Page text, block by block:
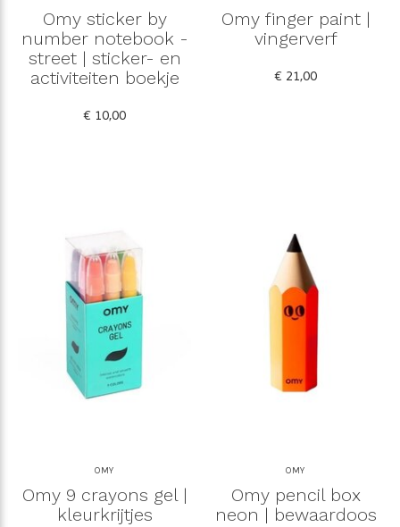
Omy sticker by
number notebook -
street | sticker- en
activiteiten boekje
€ 10,00
Omy finger paint |
vingerverf
€ 21,00
OMY
Omy 9 crayons gel |
kleurkrijtjes
OMY
Omy pencil box
neon | bewaardoos